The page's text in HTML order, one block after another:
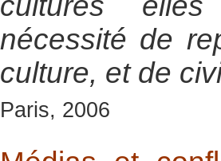
nécessité de
culture, et de
Paris, 2006